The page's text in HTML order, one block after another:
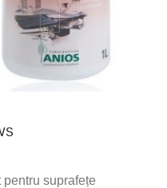
suprafețe